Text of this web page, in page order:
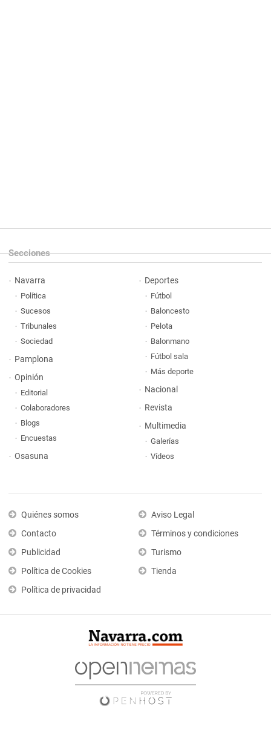
Secciones
Navarra
Política
Sucesos
Tribunales
Sociedad
Pamplona
Opinión
Editorial
Colaboradores
Blogs
Encuestas
Osasuna
Deportes
Fútbol
Baloncesto
Pelota
Balonmano
Fútbol sala
Más deporte
Nacional
Revista
Multimedia
Galerías
Vídeos
Quiénes somos
Contacto
Publicidad
Política de Cookies
Política de privacidad
Aviso Legal
Términos y condiciones
Turismo
Tienda